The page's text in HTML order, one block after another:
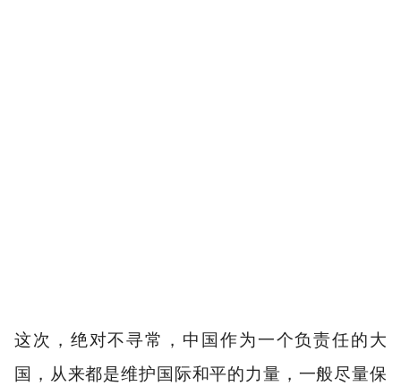
这次，绝对不寻常，中国作为一个负责任的大
国，从来都是维护国际和平的力量，一般尽量保